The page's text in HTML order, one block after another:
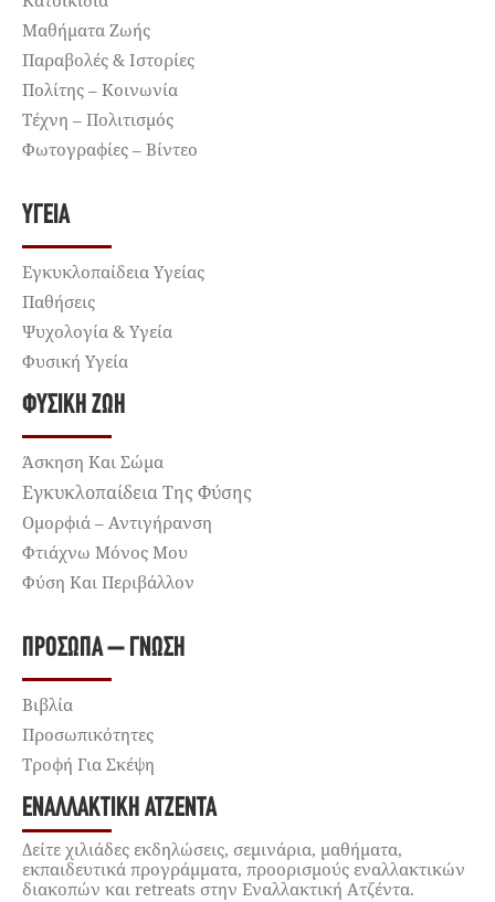
Μαθήματα Ζωής
Παραβολές & Ιστορίες
Πολίτης – Κοινωνία
Τέχνη – Πολιτισμός
Φωτογραφίες – Βίντεο
ΥΓΕΊΑ
Εγκυκλοπαίδεια Υγείας
Παθήσεις
Ψυχολογία & Υγεία
Φυσική Υγεία
ΦΥΣΙΚΉ ΖΩΉ
Άσκηση Και Σώμα
Εγκυκλοπαίδεια Της Φύσης
Ομορφιά – Αντιγήρανση
Φτιάχνω Μόνος Μου
Φύση Και Περιβάλλον
ΠΡΌΣΩΠΑ – ΓΝΏΣΗ
Βιβλία
Προσωπικότητες
Τροφή Για Σκέψη
ΕΝΑΛΛΑΚΤΙΚΉ ΑΤΖΈΝΤΑ
Δείτε χιλιάδες εκδηλώσεις, σεμινάρια, μαθήματα,
εκπαιδευτικά προγράμματα, προορισμούς εναλλακτικών
διακοπών και retreats στην Εναλλακτική Ατζέντα.